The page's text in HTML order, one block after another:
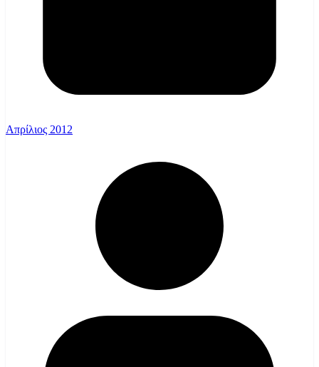
Απρίλιος 2012